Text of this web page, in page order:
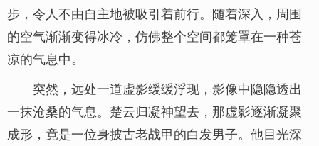
步，令人不由自主地被吸引着前行。随着深入，周围
的空气渐渐变得冰冷，仿佛整个空间都笼罩在一种苍
凉的气息中。
突然，远处一道虚影缓缓浮现，影像中隐隐透出
一抹沧桑的气息。楚云归凝神望去，那虚影逐渐凝聚
成形，竟是一位身披古老战甲的白发男子。他目光深